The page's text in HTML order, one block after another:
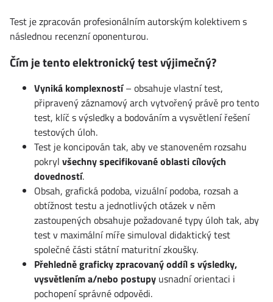
Test je zpracován profesionálním autorským kolektivem s
následnou recenzní oponenturou.
Čím je tento elektronický test výjimečný?
Vyniká komplexností– obsahuje vlastní test,
připravený záznamový arch vytvořený právě pro tento
test, klíč s výsledky a bodováním a vysvětlení řešení
testových úloh.
Test je koncipován tak, aby ve stanoveném rozsahu
pokryl všechny specifikované oblasti cílových
dovedností.
Obsah, grafická podoba, vizuální podoba, rozsah a
obtížnost testu a jednotlivých otázek v něm
zastoupených obsahuje požadované typy úloh tak, aby
test v maximální míře simuloval didaktický test
společné části státní maturitní zkoušky.
Přehledně graficky zpracovaný oddíl s výsledky,
vysvětlením a/nebo postupy usnadní orientaci i
pochopení správné odpovědi.